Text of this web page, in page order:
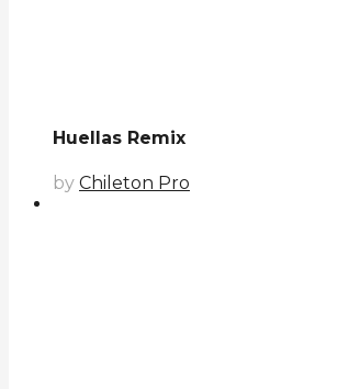
Huellas Remix
by Chileton Pro